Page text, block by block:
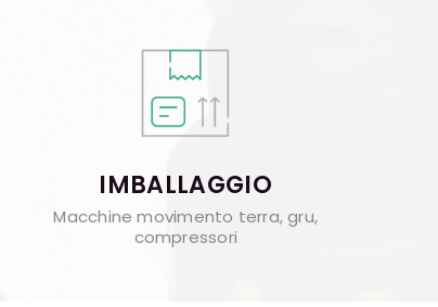
IMBALLAGGIO
Macchine movimento terra, gru,
compressori